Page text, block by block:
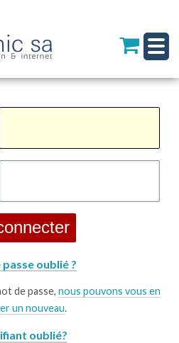
oublié ?
de passe, nous pouvons vous en
un nouveau.
oublié?